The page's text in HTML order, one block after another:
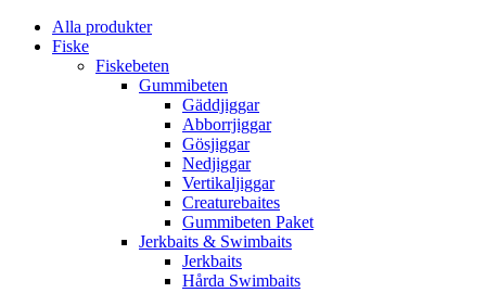
Alla produkter
Fiske
Fiskebeten
Gummibeten
Gäddjiggar
Abborrjiggar
Gösjiggar
Nedjiggar
Vertikaljiggar
Creaturebaites
Gummibeten Paket
Jerkbaits & Swimbaits
Jerkbaits
Hårda Swimbaits